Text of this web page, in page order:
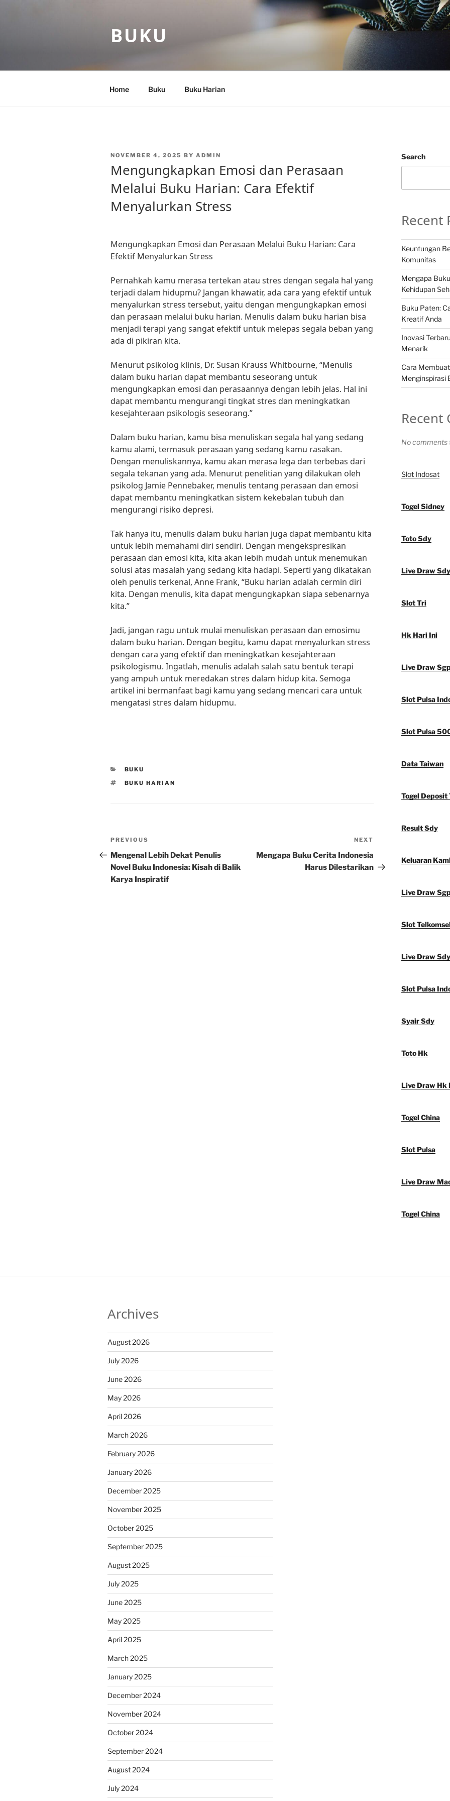
BUKU
Home Buku Buku Harian
POSTED
NOVEMBER 4, 2025 BY ADMIN
Mengungkapkan Emosi dan Perasaan
Melalui Buku Harian: Cara Efektif
Menyalurkan Stress
Mengungkapkan Emosi dan Perasaan Melalui Buku Harian: Cara
Efektif Menyalurkan Stress
Pernahkah kamu merasa tertekan atau stres dengan segala hal yang
terjadi dalam hidupmu? Jangan khawatir, ada cara yang efektif untuk
menyalurkan stress tersebut, yaitu dengan mengungkapkan emosi
dan perasaan melalui buku harian. Menulis dalam buku harian bisa
menjadi terapi yang sangat efektif untuk melepas segala beban yang
ada di pikiran kita.
Menurut psikolog klinis, Dr. Susan Krauss Whitbourne, “Menulis
dalam buku harian dapat membantu seseorang untuk
mengungkapkan emosi dan perasaannya dengan lebih jelas. Hal ini
dapat membantu mengurangi tingkat stres dan meningkatkan
kesejahteraan psikologis seseorang.”
Dalam buku harian, kamu bisa menuliskan segala hal yang sedang
kamu alami, termasuk perasaan yang sedang kamu rasakan.
Dengan menuliskannya, kamu akan merasa lega dan terbebas dari
segala tekanan yang ada. Menurut penelitian yang dilakukan oleh
psikolog Jamie Pennebaker, menulis tentang perasaan dan emosi
dapat membantu meningkatkan sistem kekebalan tubuh dan
mengurangi risiko depresi.
Tak hanya itu, menulis dalam buku harian juga dapat membantu kita
untuk lebih memahami diri sendiri. Dengan mengekspresikan
perasaan dan emosi kita, kita akan lebih mudah untuk menemukan
solusi atas masalah yang sedang kita hadapi. Seperti yang dikatakan
oleh penulis terkenal, Anne Frank, “Buku harian adalah cermin diri
kita. Dengan menulis, kita dapat mengungkapkan siapa sebenarnya
kita.”
Jadi, jangan ragu untuk mulai menuliskan perasaan dan emosimu
dalam buku harian. Dengan begitu, kamu dapat menyalurkan stress
dengan cara yang efektif dan meningkatkan kesejahteraan
psikologismu. Ingatlah, menulis adalah salah satu bentuk terapi
yang ampuh untuk meredakan stres dalam hidup kita. Semoga
artikel ini bermanfaat bagi kamu yang sedang mencari cara untuk
mengatasi stres dalam hidupmu.
CATEGORIES
BUKU
TAGS
BUKU HARIAN
Post
navigation
Previous
Post
PREVIOUS
Mengenal Lebih Dekat Penulis
Novel Buku Indonesia: Kisah di Balik
Karya Inspiratif
NEXT
Mengapa Buku Cerita Indonesia
Harus Dilestarikan
Search
Recent
Keuntungan
Komunitas
Mengapa
Kehidupan
Buku Paten:
Kreatif Anda
Inovasi
Menarik
Cara
Menginspirasi
Recent
No comments
Slot Indosat
Togel Sidney
Toto Sdy
Live Draw Sdy
Slot Tri
Hk Hari Ini
Live Draw
Slot Pulsa
Slot Pulsa
Data Taiwan
Togel Deposit
Result Sdy
Keluaran
Live Draw
Slot
Live Draw Sdy
Slot Pulsa
Syair Sdy
Toto Hk
Live Draw Hk
Togel China
Slot Pulsa
Live Draw
Togel China
Archives
August 2026
July 2026
June 2026
May 2026
April 2026
March 2026
February 2026
January 2026
December 2025
November 2025
October 2025
September 2025
August 2025
July 2025
June 2025
May 2025
April 2025
March 2025
January 2025
December 2024
November 2024
October 2024
September 2024
August 2024
July 2024